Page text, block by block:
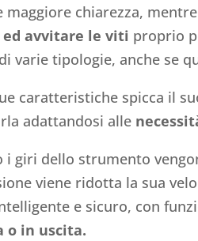
maggiore chiarezza,
avvitare le viti proprio
varie tipologie, anche se
caratteristiche spicca il
adattandosi alle
i giri dello strumento
viene ridotta la sua
e sicuro, con
o in uscita.